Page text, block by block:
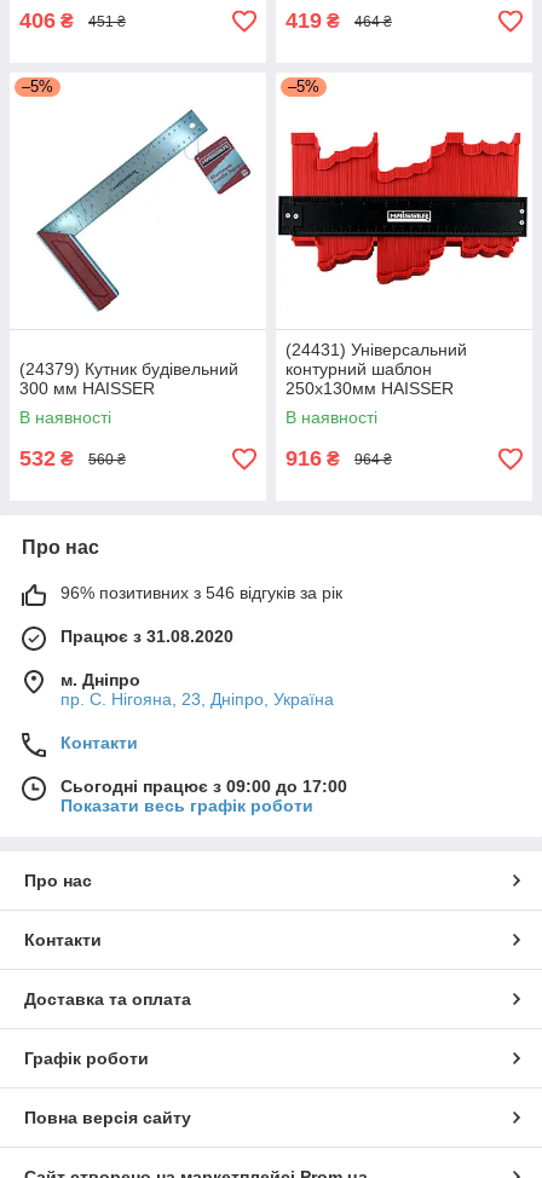
406 ₴ 451 ₴ 419 ₴ 464 ₴
–5%
(24379) Кутник будівельний
300 мм HAISSER
В наявності
532 ₴ 560 ₴
–5%
(24431) Універсальний
контурний шаблон
250х130мм HAISSER
В наявності
916 ₴ 964 ₴
Про нас
96% позитивних з 546 відгуків за рік
Працює з 31.08.2020
м. Дніпро
пр. С. Нігояна, 23, Дніпро, Україна
Контакти
Сьогодні працює з 09:00 до 17:00
Показати весь графік роботи
Про нас
Контакти
Доставка та оплата
Графік роботи
Повна версія сайту